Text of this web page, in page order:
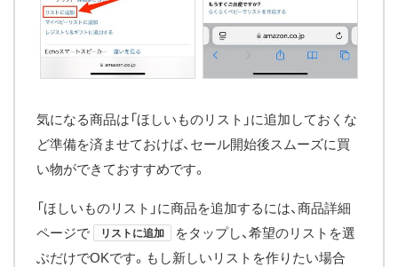
気になる商品は「ほしいものリスト」に追加しておくな
ど準備を済ませておけば、セール開始後スムーズに買
い物ができておすすめです。
「ほしいものリスト」に商品を追加するには、商品詳細
ページで
リストに追加
をタップし、希望のリストを選
ぶだけでOKです。もし新しいリストを作りたい場合